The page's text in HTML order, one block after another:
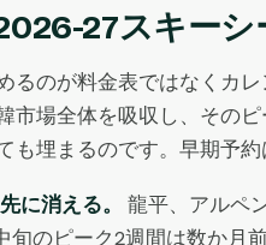
27スキー
るのが料金表ではなくカ
市場全体を吸収し、その
も埋まるのです。早期予
に消える。
龍平、アルペ
旬のピーク2週間は数か月